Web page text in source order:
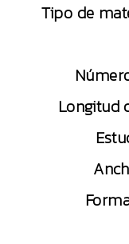
Tipo de
Longitud